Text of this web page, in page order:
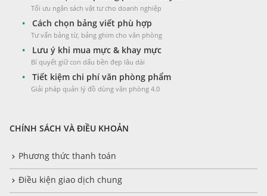
Tối ưu ngân sách vật tư cho doanh nghiệp
• Cách chọn bảng viết phù hợp
Tư vấn bảng từ, bảng ghim cho văn phòng
• Lưu ý khi mua mực & khay mực
Bí quyết giữ con dấu bền đẹp lâu dài
• Tiết kiệm chi phí văn phòng phẩm
Giải pháp quản lý đồ dùng văn phòng 4.0
CHÍNH SÁCH VÀ ĐIỀU KHOẢN
Phương thức thanh toán
Điều kiện giao dịch chung